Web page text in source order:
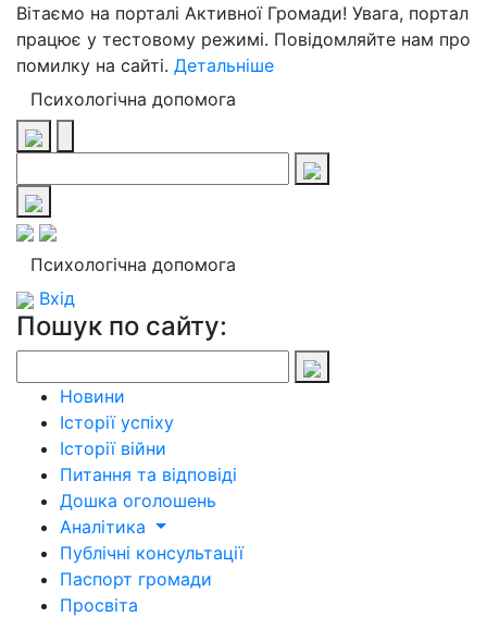
Вітаємо на порталі Активної Громади! Увага, портал
працює у тестовому режимі. Повідомляйте нам про
помилку на сайті. Детальніше
Психологічна допомога
Психологічна допомога
Вхід
Пошук по сайту:
Новини
Історії успіху
Історії війни
Питання та відповіді
Дошка оголошень
Аналітика
Публічні консультації
Паспорт громади
Просвіта